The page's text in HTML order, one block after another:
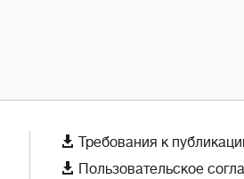
 Требования к
 Пользовательское